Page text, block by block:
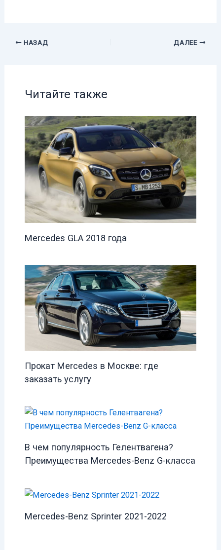
НАЗАД ДАЛЕЕ
Читайте также
Mercedes GLA 2018 года
Прокат Mercedes в Москве: где
заказать услугу
В чем популярность Гелентвагена?
Преимущества Mercedes-Benz G-класса
Mercedes-Benz Sprinter 2021-2022